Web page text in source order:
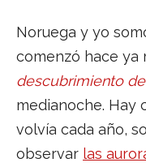
Noruega y yo
comenzó hace ya
descubrimiento
medianoche. Hay
volvía cada año,
observar las